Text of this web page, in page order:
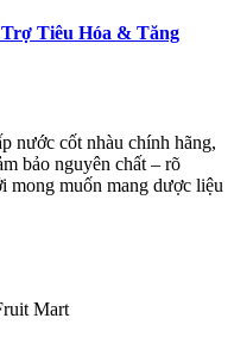
Tiêu Hóa & Tăng
nước cốt nhàu chính hãng,
bảo nguyên chất – rõ
mong muốn mang dược liệu
Mart